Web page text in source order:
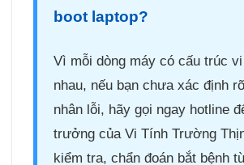
boot laptop?
Vì mỗi dòng máy có cấu trúc
nhau, nếu bạn chưa xác định
nhân lỗi, hãy gọi ngay hotline
trưởng của Vi Tính Trường
kiểm tra, chẩn đoán bắt bệnh